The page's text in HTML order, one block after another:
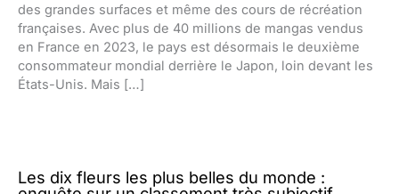
des grandes surfaces et même des cours de récréation
françaises. Avec plus de 40 millions de mangas vendus
en France en 2023, le pays est désormais le deuxième
consommateur mondial derrière le Japon, loin devant les
États-Unis. Mais […]
Les dix fleurs les plus belles du monde :